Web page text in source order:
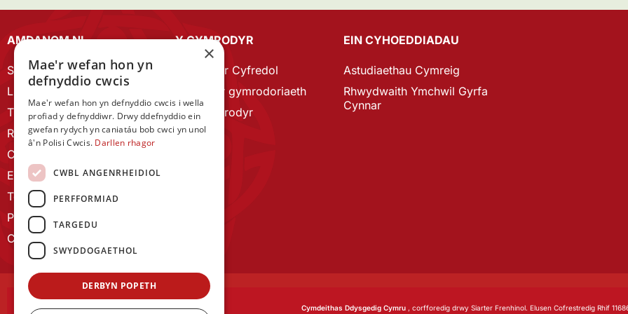
AMDANOM NI
Strategaeth 2023-28
Llywodraethu
Tîm Staff
RYGC Hafan
Canllawiau brandio
Ein Hanes
Telerau ac Amodau
Polisi Preifatrwydd
Cysylltu â ni
Y CYMRODYR
Cymrodyr Cyfredol
Esbonio’r gymrodoriaeth
Cyn Gymrodyr
EIN CYHOEDDIADAU
Astudiaethau Cymreig
Rhwydwaith Ymchwil Gyrfa
Cynnar
Cymdeithas Ddysgedig Cymru , corfforedig drwy Siarter Frenhinol. Elusen Cofrestredig Rhif
×
Mae'r wefan hon yn
defnyddio cwcis
Mae'r wefan hon yn defnyddio cwcis i wella
profiad y defnyddiwr. Drwy ddefnyddio ein
gwefan rydych yn caniatáu bob cwci yn unol
â'n Polisi Cwcis. Darllen rhagor
CWBL ANGENRHEIDIOL
PERFFORMIAD
TARGEDU
SWYDDOGAETHOL
DERBYN POPETH